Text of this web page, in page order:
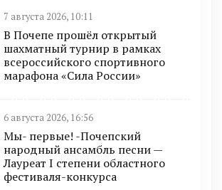
7 августа 2026, 10:11
В Почепе прошёл открытый
шахматный турнир в рамках
всероссийского спортивного
марафона «Сила России»
6 августа 2026, 16:56
Мы- первые! -Почепский
народный ансамбль песни —
Лауреат I степени областного
фестиваля-конкурса